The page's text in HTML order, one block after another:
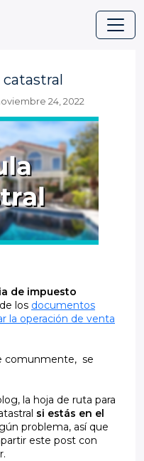
catastral
24, 2022
de impuesto
los documentos
la operación de venta
comunmente, se
la hoja de ruta para
si estás en el
problema, así que
este post con